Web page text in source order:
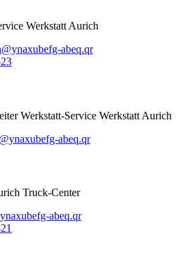
Werkstatt Aurich
abeq.qr
Werkstatt-Service Werkstatt Aurich
abeq.qr
Truck-Center
abeq.qr